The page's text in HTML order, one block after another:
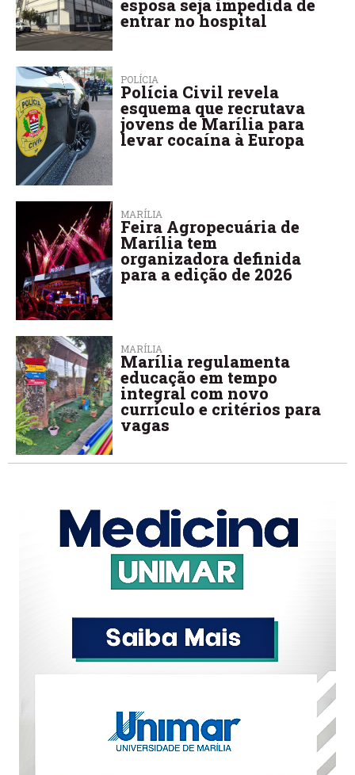
esposa seja impedida de
entrar no hospital
POLÍCIA
Polícia Civil revela
esquema que recrutava
jovens de Marília para
levar cocaína à Europa
MARÍLIA
Feira Agropecuária de
Marília tem
organizadora definida
para a edição de 2026
MARÍLIA
Marília regulamenta
educação em tempo
integral com novo
currículo e critérios para
vagas